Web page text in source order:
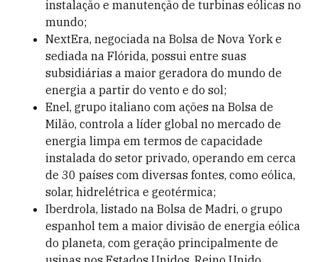
instalação e manutenção de turbinas eólicas no
mundo;
NextEra, negociada na Bolsa de Nova York e
sediada na Flórida, possui entre suas
subsidiárias a maior geradora do mundo de
energia a partir do vento e do sol;
Enel, grupo italiano com ações na Bolsa de
Milão, controla a líder global no mercado de
energia limpa em termos de capacidade
instalada do setor privado, operando em cerca
de 30 países com diversas fontes, como eólica,
solar, hidrelétrica e geotérmica;
Iberdrola, listado na Bolsa de Madri, o grupo
espanhol tem a maior divisão de energia eólica
do planeta, com geração principalmente de